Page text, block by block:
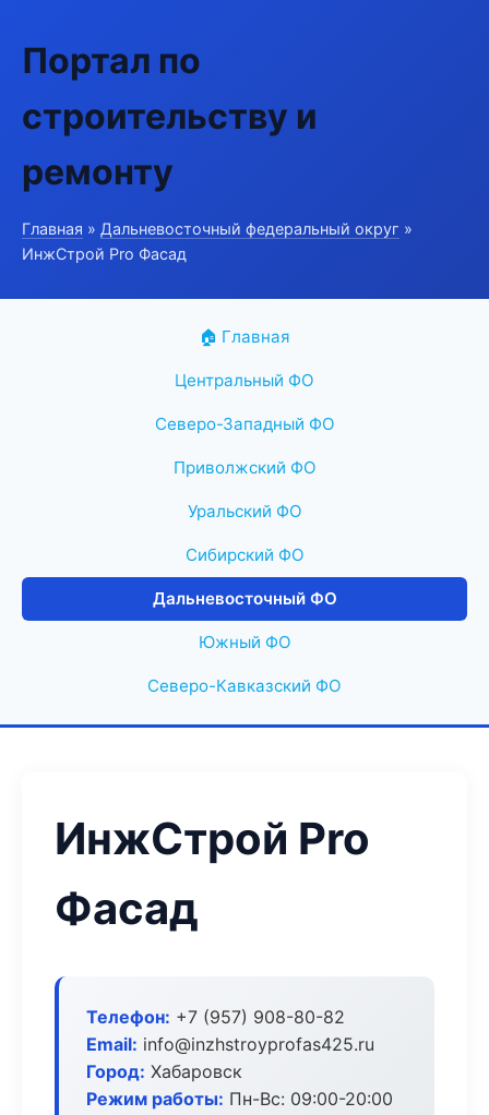
Портал по
строительству и
ремонту
Главная » Дальневосточный федеральный округ »
ИнжСтрой Pro Фасад
🏠 Главная
Центральный ФО
Северо-Западный ФО
Приволжский ФО
Уральский ФО
Сибирский ФО
Дальневосточный ФО
Южный ФО
Северо-Кавказский ФО
ИнжСтрой Pro
Фасад
Телефон: +7 (957) 908-80-82
Email: info@inzhstroyprofas425.ru
Город: Хабаровск
Режим работы: Пн-Вс: 09:00-20:00